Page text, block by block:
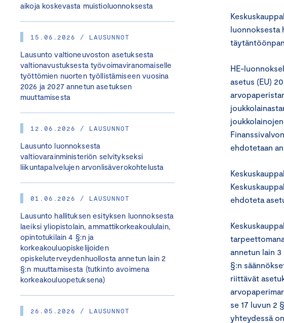
aikoja koskevasta muistioluonnoksesta
15.06.2026 / LAUSUNNOT
Lausunto valtioneuvoston asetuksesta
valtionavustuksesta työvoimaviranomaiselle
työttömien nuorten työllistämiseen vuosina
2026 ja 2027 annetun asetuksen
muuttamisesta
12.06.2026 / LAUSUNNOT
Lausunto luonnoksesta
valtiovarainministeriön selvitykseksi
liikuntapalvelujen arvonlisäverokohtelusta
01.06.2026 / LAUSUNNOT
Lausunto hallituksen esityksen luonnoksesta
laeiksi yliopistolain, ammattikorkeakoululain,
opintotukilain 4 §:n ja
korkeakouluopiskelijoiden
opiskeluterveydenhuollosta annetun lain 2
§:n muuttamisesta (tutkinto avoimena
korkeakouluopetuksena)
26.05.2026 / LAUSUNNOT
luonnoksesta
HE-
asetus (EU)
ehdotetaan
ehdoteta
annetun lain
§:n
riittävät
se 17 luvun 2
yhteydessä